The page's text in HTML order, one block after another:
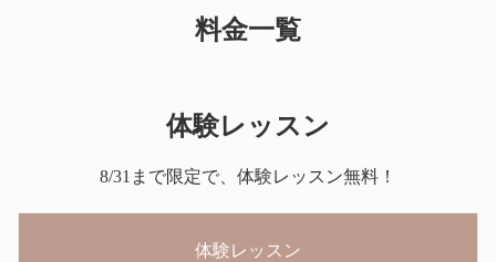
料金一覧
体験レッスン
8/31まで限定で、体験レッスン無料！
体験レッスン